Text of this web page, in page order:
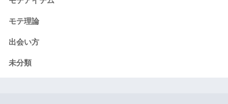
モテ理論
出会い方
未分類